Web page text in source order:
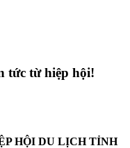
tức từ hiệp hội!
HỘI DU LỊCH TỈNH